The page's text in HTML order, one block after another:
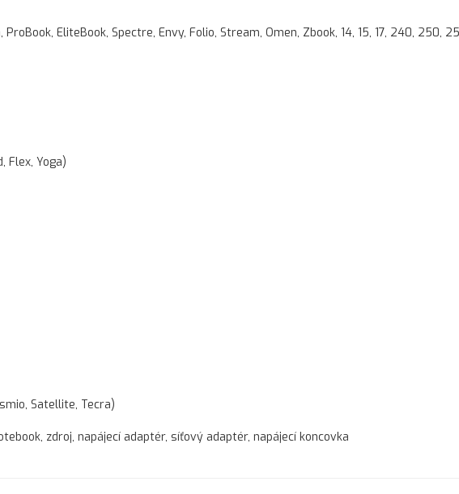
EliteBook, Spectre, Envy, Folio, Stream, Omen, Zbook, 14, 15, 17, 240, 250,
Flex, Yoga)
Satellite, Tecra)
zdroj, napájecí adaptér, síťový adaptér, napájecí koncovka